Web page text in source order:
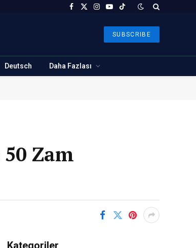
Facebook
X
Instagram
YouTubeTikTok
SUBSCRIBE
Deutsch Daha Fazlası
Zam
Kategoriler